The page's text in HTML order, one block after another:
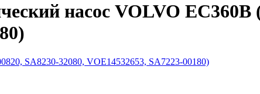
насос VOLVO EC360B